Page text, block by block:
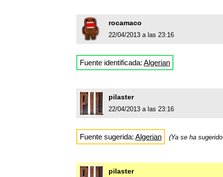
rocamaco
22/04/2013 a las 23:16
Fuente identificada: Algerian
pilaster
22/04/2013 a las 23:16
Fuente sugerida: Algerian (Ya se ha sugerido
pilaster